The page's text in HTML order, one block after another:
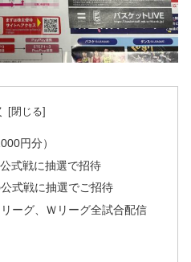
円分）
式戦に抽選で招待
式戦に抽選でご招待
ーグ、Ｗリーグ全試合配信